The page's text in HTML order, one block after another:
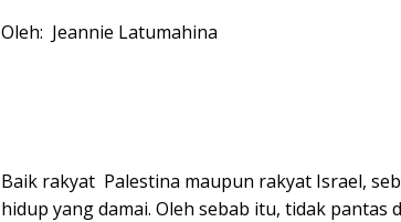
Oleh: Jeannie Latumahina
Baik rakyat Palestina maupun rakyat Israel,
hidup yang damai. Oleh sebab itu, tidak pantas